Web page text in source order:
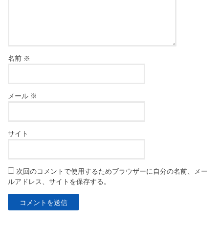
名前 ※
メール ※
サイト
次回のコメントで使用するためブラウザーに自分の名前、メー
ルアドレス、サイトを保存する。